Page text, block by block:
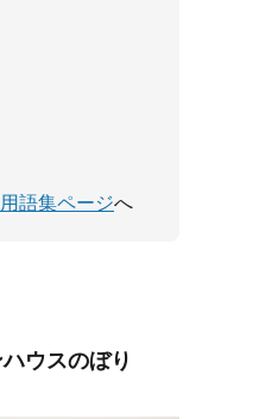
用語集ページへ
ウスのぼり